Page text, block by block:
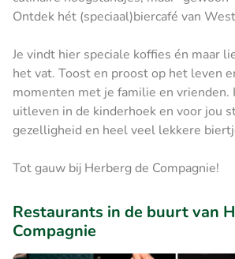
Ontdek hét (speciaal)biercafé van
Je vindt hier speciale koffies én maar
het vat. Toost en proost op het leven
momenten met je familie en vrienden.
uitleven in de kinderhoek en voor jou
gezelligheid en heel veel lekkere
Tot gauw bij Herberg de Compagnie!
Restaurants in de buurt van
Compagnie